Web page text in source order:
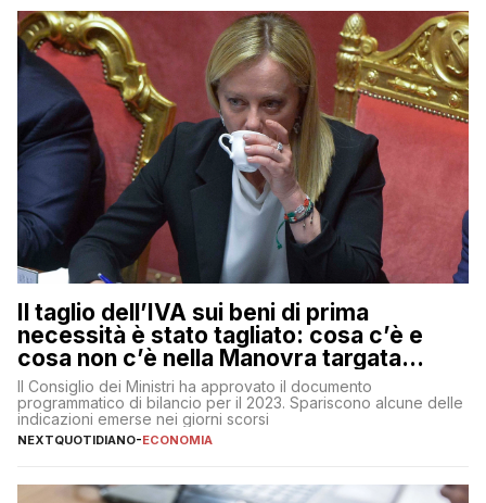
Il taglio dell’IVA sui beni di prima
necessità è stato tagliato: cosa c’è e
cosa non c’è nella Manovra targata
Meloni
Il Consiglio dei Ministri ha approvato il documento
programmatico di bilancio per il 2023. Spariscono alcune delle
indicazioni emerse nei giorni scorsi
NEXTQUOTIDIANO-ECONOMIA